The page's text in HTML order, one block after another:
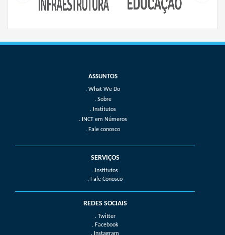
What We Do
Sobre
Institutos
INCT em Números
Fale conosco
SERVIÇOS
. Institutos
. Fale Conosco
REDES SOCIAIS
. Twitter
. Facebook
. Instagram